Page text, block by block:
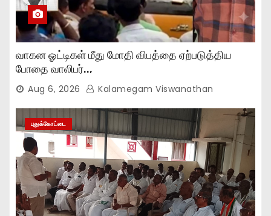
வாகன ஓட்டிகள் மீது மோதி விபத்தை ஏற்படுத்திய
போதை வாலிபர்..,
Aug 6, 2026 Kalamegam Viswanathan
புதுக்கோட்டை